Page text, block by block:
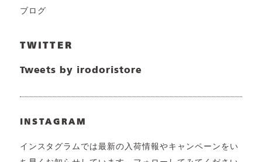
ブログ
TWITTER
Tweets by irodoristore
INSTAGRAM
インスタグラムでは最新の入荷情報やキャンペーンをい